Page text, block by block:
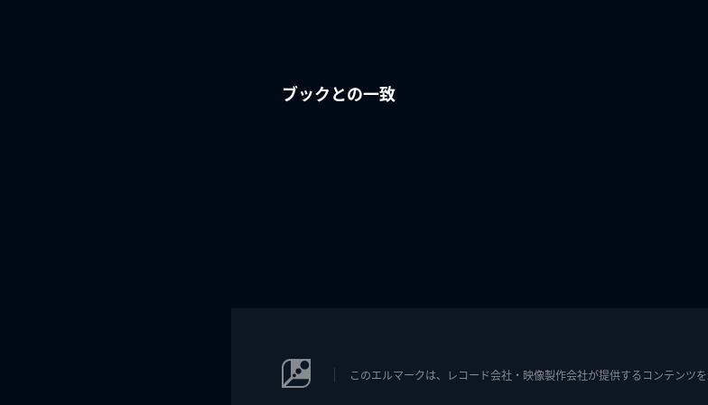
ブックとの一致
このエルマークは、レコード会社・映像製作会社が提供するコンテンツ